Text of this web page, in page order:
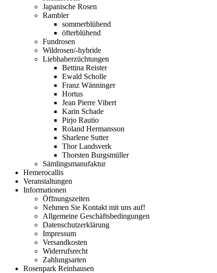
Japanische Rosen
Rambler
sommerblühend
öfterblühend
Fundrosen
Wildrosen/-hybride
Liebhaberzüchtungen
Bettina Reister
Ewald Scholle
Franz Wänninger
Hortus
Jean Pierre Vibert
Karin Schade
Pirjo Rautio
Roland Hermansson
Sharlene Sutter
Thor Landsverk
Thorsten Burgsmüller
Sämlingsmanufaktur
Hemerocallis
Veranstaltungen
Informationen
Öffnungszeiten
Nehmen Sie Kontakt mit uns auf!
Allgemeine Geschäftsbedingungen
Datenschutzerklärung
Impressum
Versandkosten
Widerrufsrecht
Zahlungsarten
Rosenpark Reinhausen